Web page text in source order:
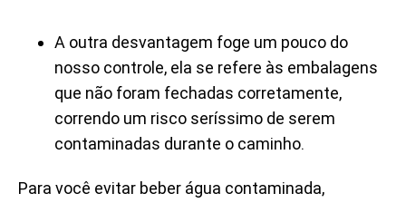
A outra desvantagem foge um pouco do
nosso controle, ela se refere às embalagens
que não foram fechadas corretamente,
correndo um risco seríssimo de serem
contaminadas durante o caminho.
Para você evitar beber água contaminada,